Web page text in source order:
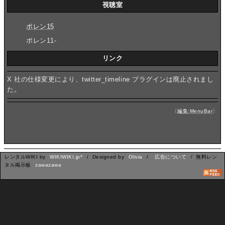
視聴室
ポレン15
ポレン11-
リンク
X 社の仕様変更により、twitter_timeline プラグインは廃止されまし
た。
〔編集:MenuBar〕
レンタルWIKI by WIKIWIKI.jp* / Designed by Olivia / 広告について
/ 無料レン
タル掲示板
zawazawa